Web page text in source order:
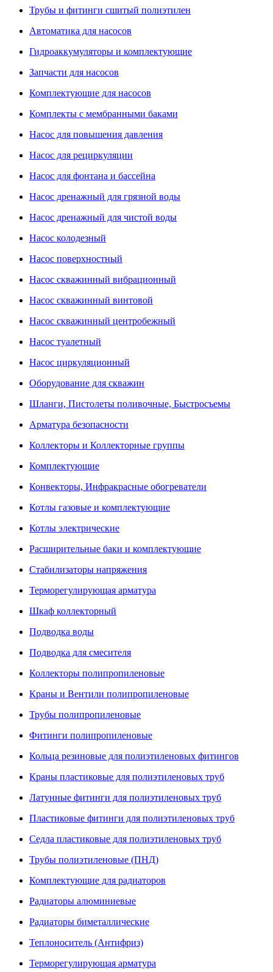
Трубы и фитинги сшитый полиэтилен
Автоматика для насосов
Гидроаккумуляторы и комплектующие
Запчасти для насосов
Комплектующие для насосов
Комплекты с мембранными баками
Насос для повышения давления
Насос для рециркуляции
Насос для фонтана и бассейна
Насос дренажный для грязной воды
Насос дренажный для чистой воды
Насос колодезный
Насос поверхностный
Насос скважинный вибрационный
Насос скважинный винтовой
Насос скважинный центробежный
Насос туалетный
Насос циркуляционный
Оборудование для скважин
Шланги, Пистолеты поливочные, Быстросъемы
Арматура безопасности
Коллекторы и Коллекторные группы
Комплектующие
Конвекторы, Инфракрасные обогреватели
Котлы газовые и комплектующие
Котлы электрические
Расширительные баки и комплектующие
Стабилизаторы напряжения
Терморегулирующая арматура
Шкаф коллекторный
Подводка воды
Подводка для смесителя
Коллекторы полипропиленовые
Краны и Вентили полипропиленовые
Трубы полипропиленовые
Фитинги полипропиленовые
Кольца резиновые для полиэтиленовых фитингов
Краны пластиковые для полиэтиленовых труб
Латунные фитинги для полиэтиленовых труб
Пластиковые фитинги для полиэтиленовых труб
Седла пластиковые для полиэтиленовых труб
Трубы полиэтиленовые (ПНД)
Комплектующие для радиаторов
Радиаторы алюминиевые
Радиаторы биметаллические
Теплоноситель (Антифриз)
Терморегулирующая арматура